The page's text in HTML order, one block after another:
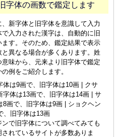
字体の画数で鑑定します
新字体と旧字体を意識して入力
入力された漢字は、自動的に旧
す。そのため、鑑定結果で表示
異なる場合が多くあります。姓
味から、元来より旧字体で鑑定
例をご紹介します。
は9画で、旧字体は10画 | クサ
体は13画で、旧字体は14画 | サ
画で、旧字体は9画 | ショクヘン
、旧字体は13画
で旧字体について調べてみても
れているサイトが多数ありま